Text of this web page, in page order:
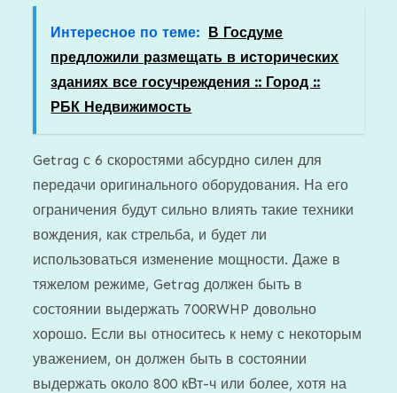
Интересное по теме: В Госдуме
предложили размещать в исторических
зданиях все госучреждения :: Город ::
РБК Недвижимость
Getrag с 6 скоростями абсурдно силен для
передачи оригинального оборудования. На его
ограничения будут сильно влиять такие техники
вождения, как стрельба, и будет ли
использоваться изменение мощности. Даже в
тяжелом режиме, Getrag должен быть в
состоянии выдержать 700RWHP довольно
хорошо. Если вы относитесь к нему с некоторым
уважением, он должен быть в состоянии
выдержать около 800 кВт-ч или более, хотя на